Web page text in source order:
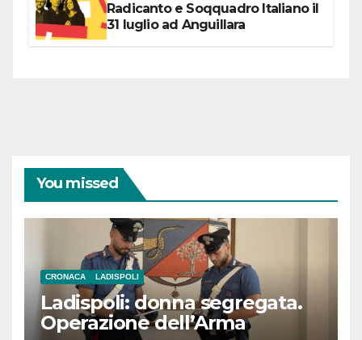
Radicanto e Soqquadro Italiano il
31 luglio ad Anguillara
You missed
CRONACA LADISPOLI
Ladispoli: donna segregata.
Operazione dell’Arma